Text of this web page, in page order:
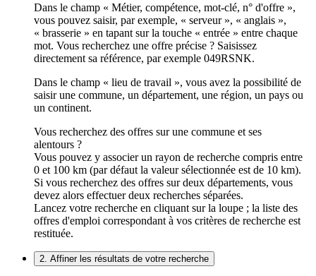
Dans le champ « Métier, compétence, mot-clé, n° d'offre »,
vous pouvez saisir, par exemple, « serveur », « anglais »,
« brasserie » en tapant sur la touche « entrée » entre chaque
mot. Vous recherchez une offre précise ? Saisissez
directement sa référence, par exemple 049RSNK.
Dans le champ « lieu de travail », vous avez la possibilité de
saisir une commune, un département, une région, un pays ou
un continent.
Vous recherchez des offres sur une commune et ses
alentours ?
Vous pouvez y associer un rayon de recherche compris entre
0 et 100 km (par défaut la valeur sélectionnée est de 10 km).
Si vous recherchez des offres sur deux départements, vous
devez alors effectuer deux recherches séparées.
Lancez votre recherche en cliquant sur la loupe ; la liste des
offres d'emploi correspondant à vos critères de recherche est
restituée.
2. Affiner les résultats de votre recherche